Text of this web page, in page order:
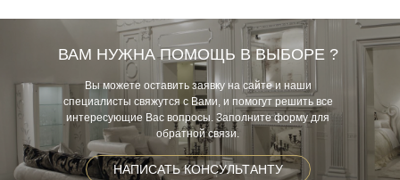
ВАМ НУЖНА ПОМОЩЬ В ВЫБОРЕ ?
Вы можете оставить заявку на сайте и наши
специалисты свяжутся с Вами, и помогут решить все
интересующие Вас вопросы. Заполните форму для
обратной связи.
НАПИСАТЬ КОНСУЛЬТАНТУ